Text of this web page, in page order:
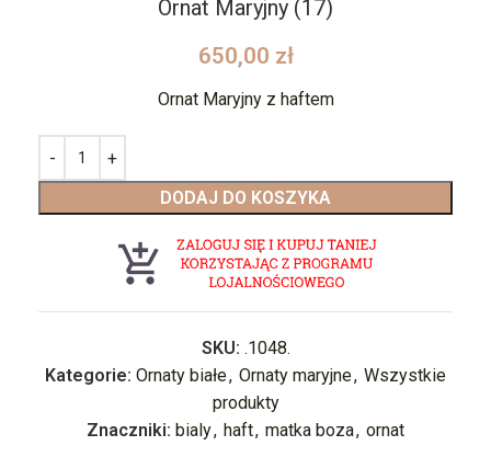
Ornat Maryjny (17)
650,00 zł
Ornat Maryjny z haftem
DODAJ DO KOSZYKA
SKU: .1048.
Kategorie: Ornaty białe, Ornaty maryjne, Wszystkie
produkty
Znaczniki: bialy, haft, matka boza, ornat